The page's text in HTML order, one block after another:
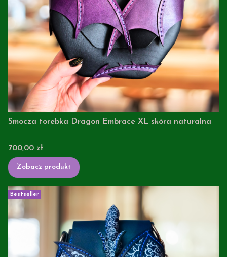
Smocza torebka Dragon Embrace XL skóra naturalna
Cena
700,00 zł
Zobacz produkt
Bestseller